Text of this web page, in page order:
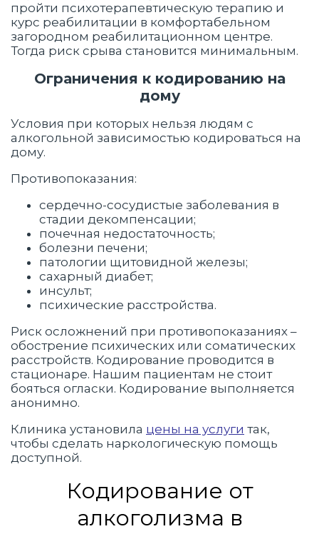
пройти психотерапевтическую терапию и
курс реабилитации в комфортабельном
загородном реабилитационном центре.
Тогда риск срыва становится минимальным.
Ограничения к кодированию на
дому
Условия при которых нельзя людям с
алкогольной зависимостью кодироваться на
дому.
Противопоказания:
сердечно-сосудистые заболевания в
стадии декомпенсации;
почечная недостаточность;
болезни печени;
патологии щитовидной железы;
сахарный диабет;
инсульт;
психические расстройства.
Риск осложнений при противопоказаниях –
обострение психических или соматических
расстройств. Кодирование проводится в
стационаре. Нашим пациентам не стоит
бояться огласки. Кодирование выполняется
анонимно.
Клиника установила цены на услуги так,
чтобы сделать наркологическую помощь
доступной.
Кодирование от
алкоголизма в